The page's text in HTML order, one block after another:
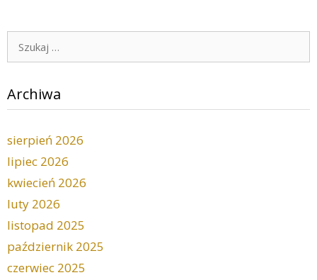
Szukaj:
Archiwa
sierpień 2026
lipiec 2026
kwiecień 2026
luty 2026
listopad 2025
październik 2025
czerwiec 2025